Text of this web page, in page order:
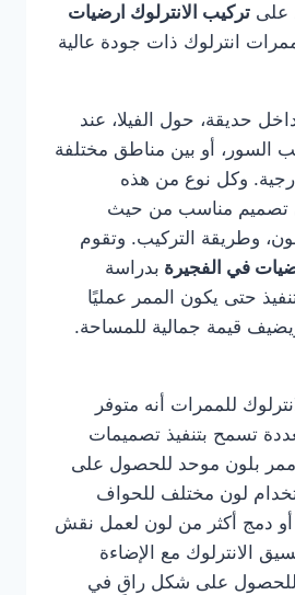
على تركيب الانترلوك ارضيات
ممرات انترلوك ذات جودة عالية
حديقة، حول الفيلا، عند
السور، أو بين مناطق مختلفة
وكل نوع من هذه
تصميم مناسب من حيث
وطريقة التركيب. وتقوم
في الفجيرة بدراسة
حتى يكون الممر عمليًا
قيمة جمالية للمساحة.
للممرات أنه متوفر
تسمح بتنفيذ تصميمات
بلون موحد للحصول على
لون مختلف للحواف
أو دمج أكثر من لون لعمل نقش
الانترلوك مع الإضاءة
للحصول على شكل راقٍ في